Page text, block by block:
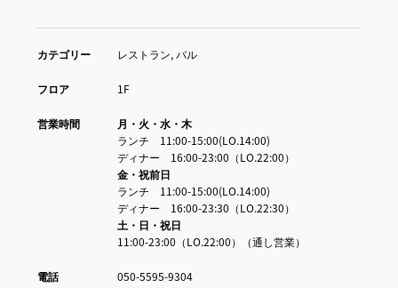
カテゴリー レストラン, バル
フロア 1F
営業時間
月・火・水・木
ランチ 11:00-15:00(LO.14:00)
ディナー 16:00-23:00（LO.22:00）
金・祝前日
ランチ 11:00-15:00(LO.14:00)
ディナー 16:00-23:30（LO.22:30）
土・日・祝日
11:00-23:00（LO.22:00）（通し営業）
電話 050-5595-9304